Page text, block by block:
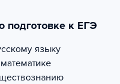
подготовке к ЕГЭ
языку